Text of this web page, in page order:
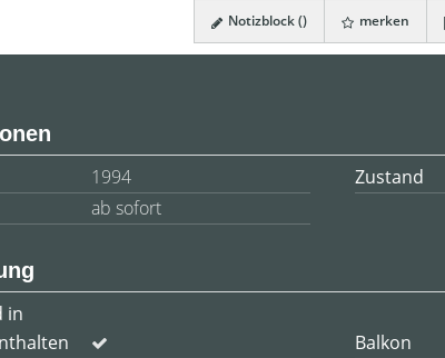
Notizblock () merken
1994 Zustand
ab sofort
in
Balkon